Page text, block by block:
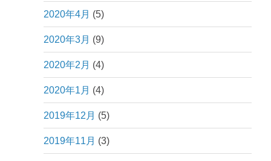
2020年4月 (5)
2020年3月 (9)
2020年2月 (4)
2020年1月 (4)
2019年12月 (5)
2019年11月 (3)